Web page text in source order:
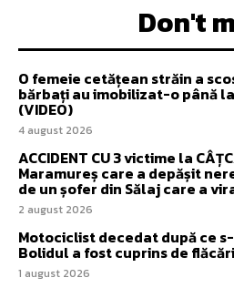
Don't
O femeie cetățean străin a
bărbați au imobilizat-o până
(VIDEO)
4 august 2026
ACCIDENT CU 3 victime la
Maramureș care a depășit
de un șofer din Sălaj care a
2 august 2026
Motociclist decedat după ce
Bolidul a fost cuprins de
1 august 2026